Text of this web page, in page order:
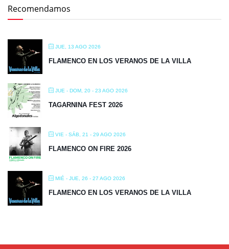
Recomendamos
JUE, 13 AGO 2026
FLAMENCO EN LOS VERANOS DE LA VILLA
JUE - DOM, 20 - 23 AGO 2026
TAGARNINA FEST 2026
VIE - SÁB, 21 - 29 AGO 2026
FLAMENCO ON FIRE 2026
MIÉ - JUE, 26 - 27 AGO 2026
FLAMENCO EN LOS VERANOS DE LA VILLA